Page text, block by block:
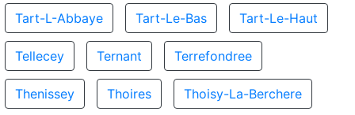
Tart-L-Abbaye Tart-Le-Bas Tart-Le-Haut
Tellecey Ternant Terrefondree
Thenissey Thoires Thoisy-La-Berchere